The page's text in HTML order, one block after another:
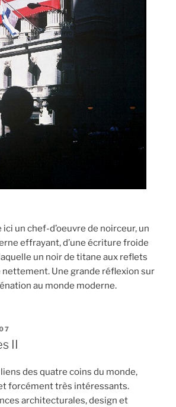
un chef-d’oeuvre de noirceur, un
effrayant, d’une écriture froide
un noir de titane aux reflets
Une grande réflexion sur
au monde moderne.
II
des quatre coins du monde,
forcément très intéressants.
architecturales, design et